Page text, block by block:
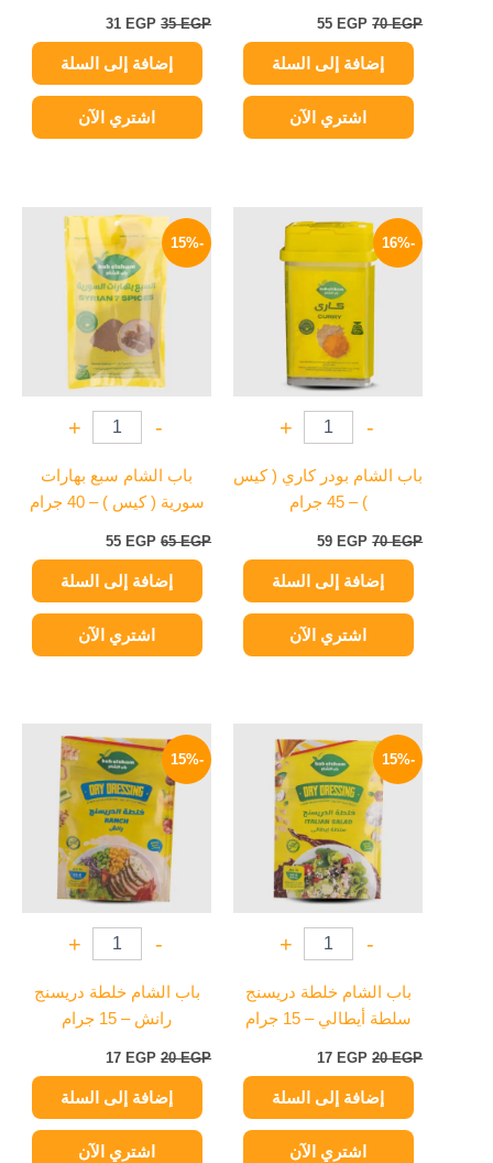
70EGP
55 EGP
إضافة إلى السلة
اشتري الآن
35EGP
31 EGP
إضافة إلى السلة
اشتري الآن
-16%
-
+
باب الشام بودر كاري ( كيس
) – 45 جرام
70EGP
هو:
70 EGP.
59 EGP
الحالي
59 EGP.
إضافة إلى السلة
اشتري الآن
-15%
-
+
باب الشام سبع بهارات
سورية ( كيس ) – 40 جرام
65EGP
السعر
الأصلي
هو:
65 EGP.
55 EGP
السعر
الحالي
هو:
55 EGP.
إضافة إلى السلة
اشتري الآن
-15%
-
+
باب الشام خلطة دريسنج
سلطة أيطالي – 15 جرام
20EGP
الأصلي
هو:
20 EGP.
17 EGP
الحالي
هو:
17 EGP.
إضافة إلى السلة
اشتري الآن
-15%
-
+
باب الشام خلطة دريسنج
رانش – 15 جرام
20EGP
الأصلي
هو:
20 EGP.
17 EGP
السعر
الحالي
هو:
17 EGP.
إضافة إلى السلة
اشتري الآن